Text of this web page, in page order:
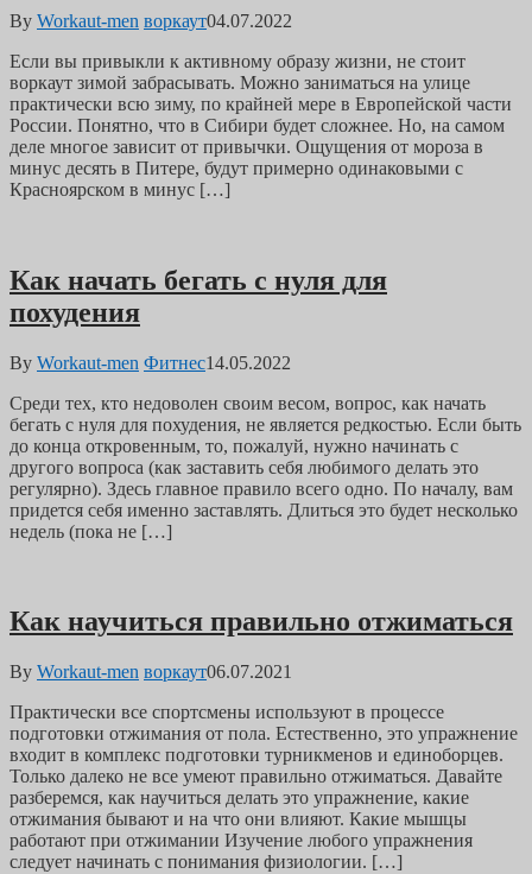
By Workaut-men воркаут04.07.2022
Если вы привыкли к активному образу жизни, не стоит
воркаут зимой забрасывать. Можно заниматься на улице
практически всю зиму, по крайней мере в Европейской части
России. Понятно, что в Сибири будет сложнее. Но, на самом
деле многое зависит от привычки. Ощущения от мороза в
минус десять в Питере, будут примерно одинаковыми с
Красноярском в минус […]
Как начать бегать с нуля для
похудения
By Workaut-men Фитнес14.05.2022
Среди тех, кто недоволен своим весом, вопрос, как начать
бегать с нуля для похудения, не является редкостью. Если быть
до конца откровенным, то, пожалуй, нужно начинать с
другого вопроса (как заставить себя любимого делать это
регулярно). Здесь главное правило всего одно. По началу, вам
придется себя именно заставлять. Длиться это будет несколько
недель (пока не […]
Как научиться правильно отжиматься
By Workaut-men воркаут06.07.2021
Практически все спортсмены используют в процессе
подготовки отжимания от пола. Естественно, это упражнение
входит в комплекс подготовки турникменов и единоборцев.
Только далеко не все умеют правильно отжиматься. Давайте
разберемся, как научиться делать это упражнение, какие
отжимания бывают и на что они влияют. Какие мышцы
работают при отжимании Изучение любого упражнения
следует начинать с понимания физиологии. […]